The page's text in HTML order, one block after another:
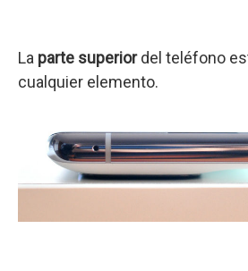
La parte superiordel teléfono
cualquier elemento.